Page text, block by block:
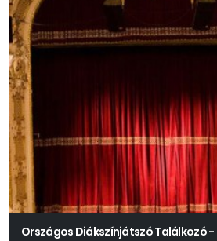
Országos Diákszínjátszó Találkozó